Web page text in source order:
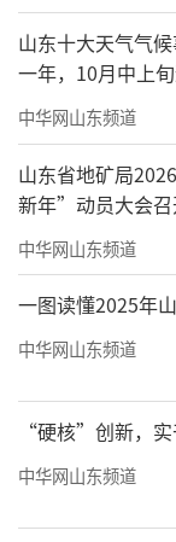
山东十大天气气
一年，10月中上
中华网山东频道
山东省地矿局
新年”动员大会
中华网山东频道
一图读懂2025年
中华网山东频道
“硬核”创新，
中华网山东频道